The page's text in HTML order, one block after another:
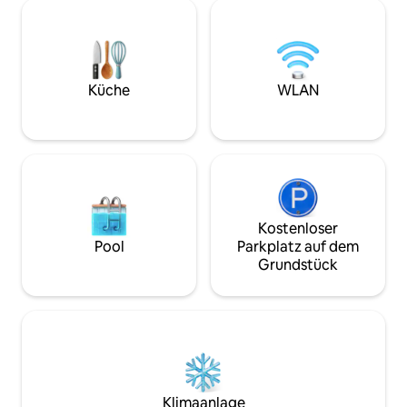
Wäscheständer, hochwertige
Klimaanlage Küche: Mikrowelle, Herd,
Induktionskochfeld, Geschirrspüler,
Kühlschrank/Gefrierschrank,
Toaster, Kochutensilien, Besteck, Teller,
Zoll-Fernseher (Netflix, Youtube),
hochwertige Bettwäsche, Springbox-
Komfortbetten. Wir sind offen, um
Haupteingang des Gebäudes auf dich
Stadt erklären. Ich kann dir auch beim
Transport vom und zum Flughafen oder
und der Deák-
einen kurzen
gibt zahlreiche
Café auf dem
Küche WLAN
Pool
Kostenloser
Parkplatz auf dem
Grundstück
Klimaanlage